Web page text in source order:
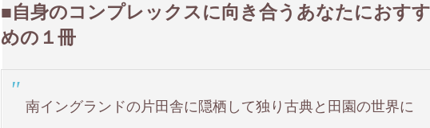
■自身のコンプレックスに向き合うあなたにおすす
めの１冊
南イングランドの片田舎に隠栖して独り古典と田園の世界に